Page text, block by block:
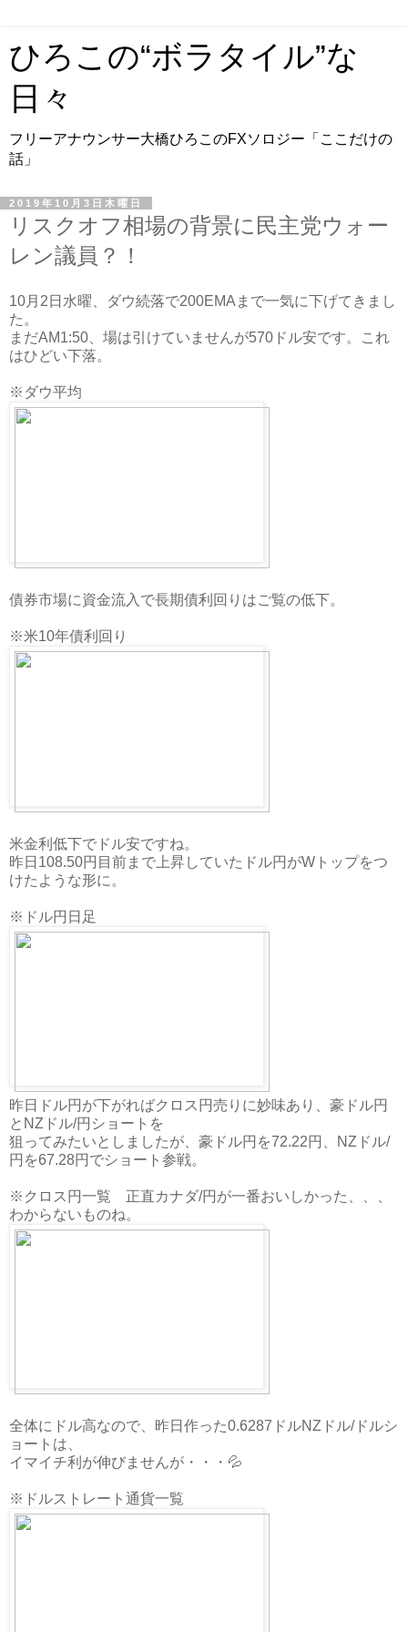
ひろこの“ボラタイル”な
日々
フリーアナウンサー大橋ひろこのFXソロジー「ここだけの
話」
2019年10月3日木曜日
リスクオフ相場の背景に民主党ウォー
レン議員？！
10月2日水曜、ダウ続落で200EMAまで一気に下げてきまし
た。
まだAM1:50、場は引けていませんが570ドル安です。これ
はひどい下落。
※ダウ平均
債券市場に資金流入で長期債利回りはご覧の低下。
※米10年債利回り
米金利低下でドル安ですね。
昨日108.50円目前まで上昇していたドル円がWトップをつ
けたような形に。
※ドル円日足
昨日ドル円が下がればクロス円売りに妙味あり、豪ドル円
とNZドル/円ショートを
狙ってみたいとしましたが、豪ドル円を72.22円、NZドル/
円を67.28円でショート参戦。
※クロス円一覧 正直カナダ/円が一番おいしかった、、、
わからないものね。
全体にドル高なので、昨日作った0.6287ドルNZドル/ドルシ
ョートは、
イマイチ利が伸びませんが・・・💦
※ドルストレート通貨一覧